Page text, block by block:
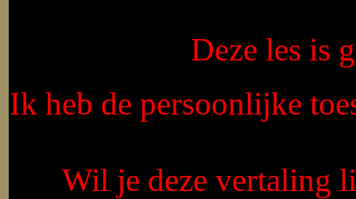
Deze les is
Ik heb de persoonlijke
Wil je deze vertaling